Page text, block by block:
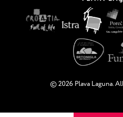
© 2026 Plava Laguna.